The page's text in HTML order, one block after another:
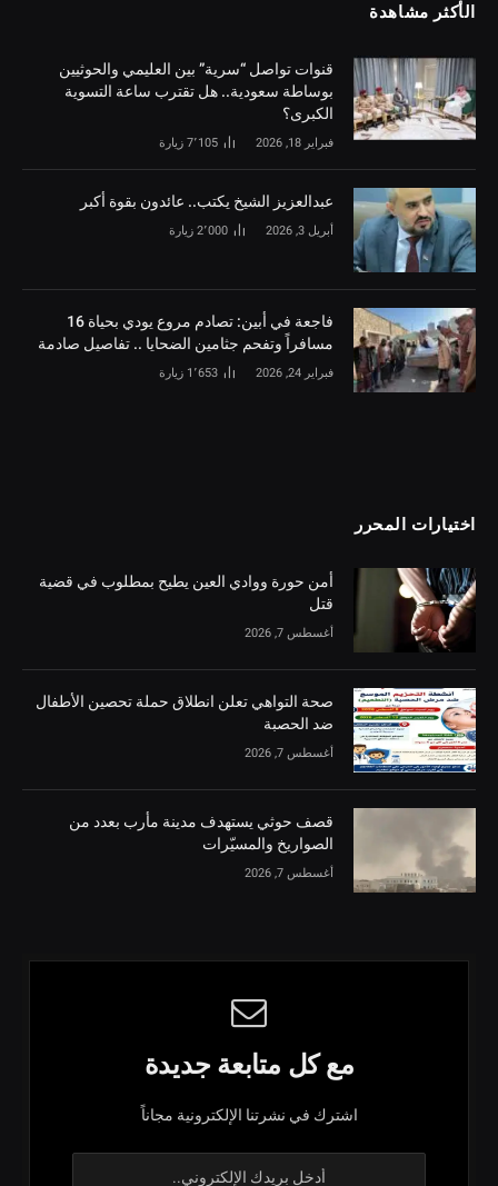
الأكثر مشاهدة
قنوات تواصل “سرية” بين العليمي والحوثيين
بوساطة سعودية.. هل تقترب ساعة التسوية
الكبرى؟
فبراير 18, 2026 7٬105 زيارة
‏عبدالعزيز الشيخ يكتب.. عائدون بقوة أكبر
أبريل 3, 2026 2٬000 زيارة
فاجعة في أبين: تصادم مروع يودي بحياة 16
مسافراً وتفحم جثامين الضحايا .. تفاصيل صادمة
فبراير 24, 2026 1٬653 زيارة
اختيارات المحرر
أمن حورة ووادي العين يطيح بمطلوب في قضية
قتل
أغسطس 7, 2026
صحة التواهي تعلن انطلاق حملة تحصين الأطفال
ضد الحصبة
أغسطس 7, 2026
قصف حوثي يستهدف مدينة مأرب بعدد من
الصواريخ والمسيّرات
أغسطس 7, 2026
مع كل متابعة جديدة
اشترك في نشرتنا الإلكترونية مجاناً